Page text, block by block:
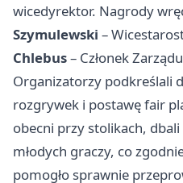
wicedyrektor. Nagrody
Szymulewski –
Chlebus– Członek
Organizatorzy podkreślali
rozgrywek i postawę fair
obecni przy stolikach,
młodych graczy, co
pomogło sprawnie